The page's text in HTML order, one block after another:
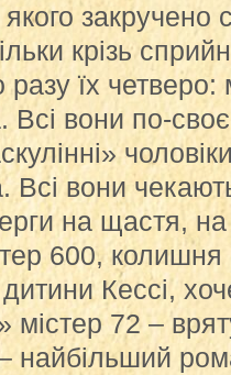
закручено
крізь
разу їх
Всі вони по-
Всі вони
на щастя, на
600, колишня
Кессі,
містер 72 –
найбільший